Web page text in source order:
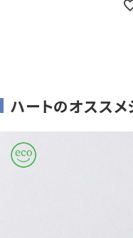
カレンダー
洋5タテ封筒
95×217
紙製クリ
ハートのオススメ